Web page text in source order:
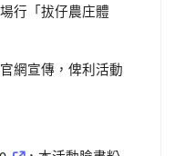
行「拔仔農庄體
網宣傳，俾利活動